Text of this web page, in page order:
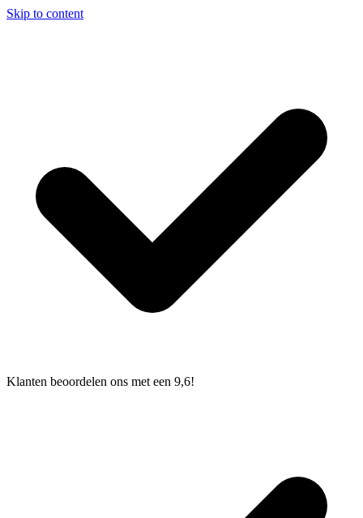
Skip to content
Klanten beoordelen ons met een 9,6!